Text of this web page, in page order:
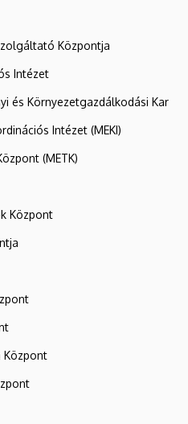
Központja
Intézet
és Környezetgazdálkodási Kar
Intézet (MEKI)
(METK)
Központ
Központ